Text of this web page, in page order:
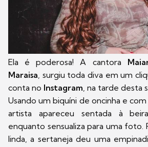
Ela é poderosa! A cantora
Maraisa , surgiu toda diva em um
conta no Instagram , na tarde desta
Usando um biquíni de oncinha e
artista apareceu sentada à
enquanto sensualiza para uma foto.
linda, a sertaneja deu uma